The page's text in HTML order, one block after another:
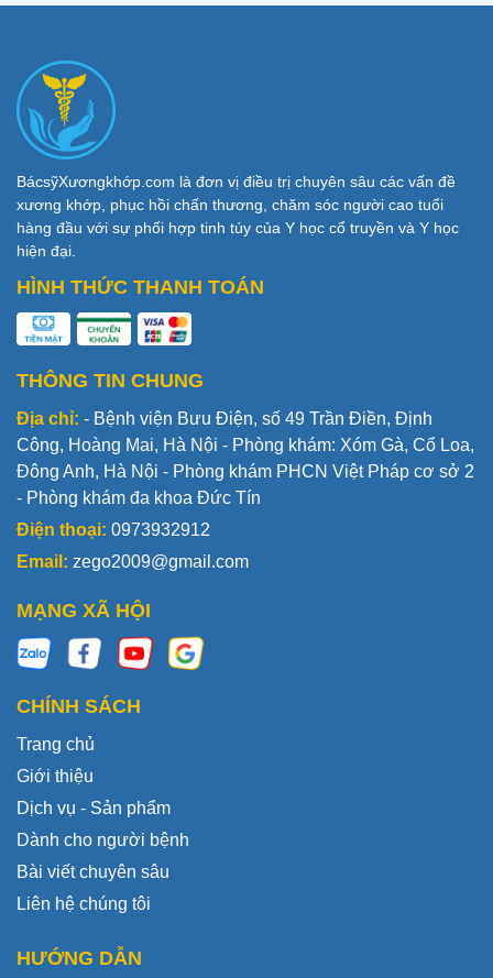
BácsỹXươngkhớp.com là đơn vị điều trị chuyên sâu các vấn đề
xương khớp, phục hồi chấn thương, chăm sóc người cao tuổi
hàng đầu với sự phối hợp tinh túy của Y học cổ truyền và Y học
hiện đại.
HÌNH THỨC THANH TOÁN
THÔNG TIN CHUNG
Địa chỉ: - Bệnh viện Bưu Điện, số 49 Trần Điền, Định
Công, Hoàng Mai, Hà Nội - Phòng khám: Xóm Gà, Cổ Loa,
Đông Anh, Hà Nội - Phòng khám PHCN Việt Pháp cơ sở 2
- Phòng khám đa khoa Đức Tín
Điện thoại: 0973932912
Email: zego2009@gmail.com
MẠNG XÃ HỘI
CHÍNH SÁCH
Trang chủ
Giới thiệu
Dịch vụ - Sản phẩm
Dành cho người bệnh
Bài viết chuyên sâu
Liên hệ chúng tôi
HƯỚNG DẪN